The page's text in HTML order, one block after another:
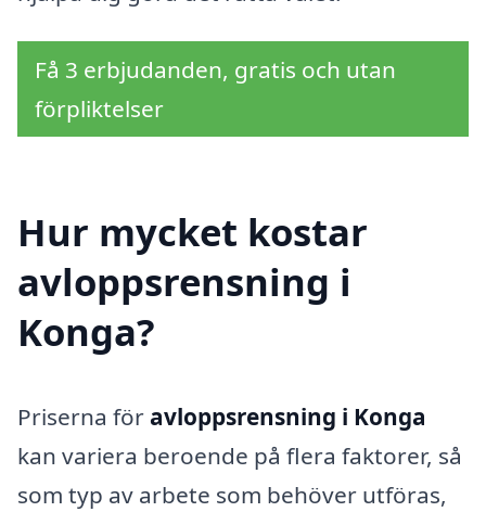
Få 3 erbjudanden, gratis och utan
förpliktelser
Hur mycket kostar
avloppsrensning i
Konga?
Priserna för avloppsrensning i Konga
kan variera beroende på flera faktorer, så
som typ av arbete som behöver utföras,